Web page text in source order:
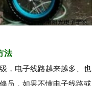
法
，电子线路越来越多、也
员，如果不懂电子线路或